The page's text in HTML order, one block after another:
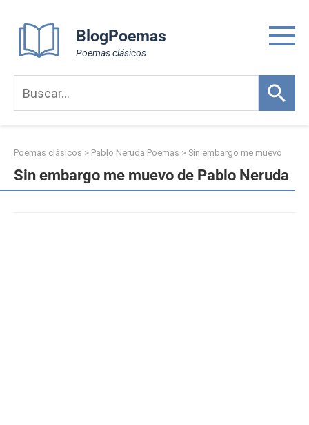
content
BlogPoemas
Poemas clásicos
Poemas clásicos > Pablo Neruda Poemas > Sin embargo me muevo
Sin embargo me muevo de Pablo Neruda